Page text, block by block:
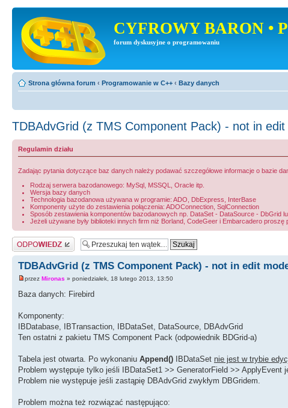
CYFROWY BARON •
forum dyskusyjne o programowaniu
Strona główna forum ‹ Programowanie w C++ ‹ Bazy danych
TDBAdvGrid (z TMS Component Pack) - not in edit
Regulamin działu
Zadając pytania dotyczące baz danych należy podawać szczegółowe informacje o bazie
Rodzaj serwera bazodanowego: MySql, MSSQL, Oracle itp.
Wersja bazy danych
Technologia bazodanowa używana w programie: ADO, DbExpress, InterBase
Komponenty użyte do zestawienia połączenia: ADOConnection, SqlConnection
Sposób zestawienia komponentów bazodanowych np. DataSet - DataSource - DbGrid
Jeżeli używane były biblioteki innych firm niż Borland, CodeGeer i Embarcadero proszę
Odpowiedz
TDBAdvGrid (z TMS Component Pack) - not in edit
przez Mironas » poniedziałek, 18 lutego 2013, 13:50
Baza danych: Firebird
Komponenty:
IBDatabase, IBTransaction, IBDataSet, DataSource, DBAdvGrid
Ten ostatni z pakietu TMS Component Pack (odpowiednik BDGrid-a)
Tabela jest otwarta. Po wykonaniu Append() IBDataSet nie jest w trybie
Problem występuje tylko jeśli IBDataSet1 >> GeneratorField >> ApplyEvent
Problem nie występuje jeśli zastąpię DBAdvGrid zwykłym DBGridem.
Problem można też rozwiązać następująco: